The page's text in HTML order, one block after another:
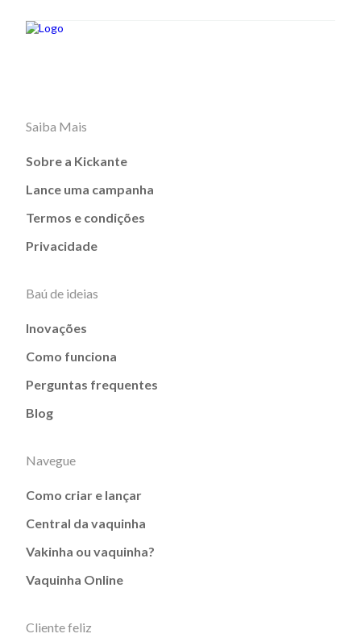
Saiba Mais
Sobre a Kickante
Lance uma campanha
Termos e condições
Privacidade
Baú de ideias
Inovações
Como funciona
Perguntas frequentes
Blog
Navegue
Como criar e lançar
Central da vaquinha
Vakinha ou vaquinha?
Vaquinha Online
Cliente feliz